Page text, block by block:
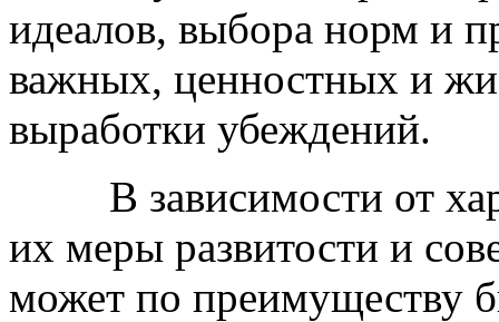
идеалов, выбора норм и
важных, ценностных и
выработки убеждений.
В зависимости от
их меры развитости и
может по преимуществу